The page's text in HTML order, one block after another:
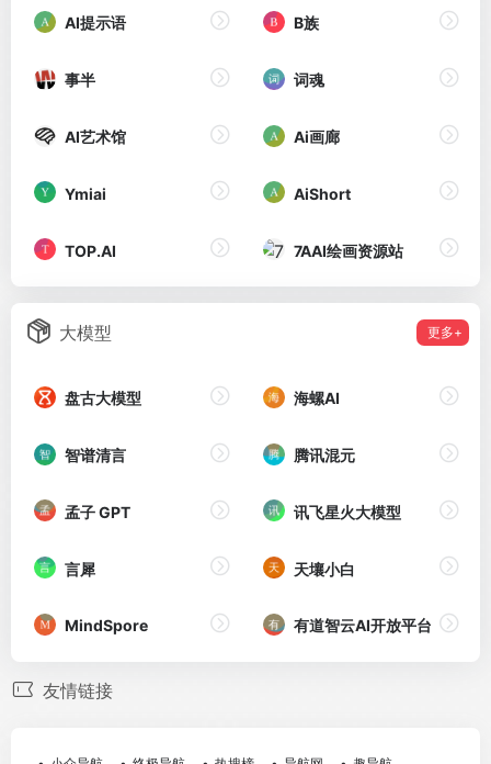
AI提示语 B族
事半 词魂
AI艺术馆 Ai画廊
Ymiai AiShort
TOP.AI 7AAI绘画资源站
大模型 更多+
盘古大模型 海螺AI
智谱清言 腾讯混元
孟子 GPT 讯飞星火大模型
言犀 天壤小白
MindSpore 有道智云AI开放平台
友情链接